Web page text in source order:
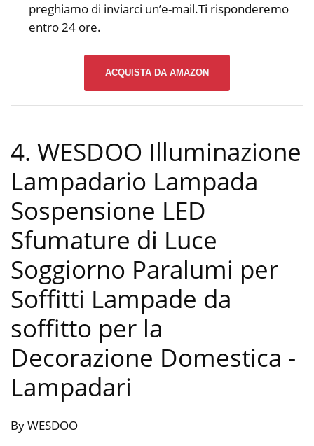
preghiamo di inviarci un’e-mail.Ti risponderemo
entro 24 ore.
ACQUISTA DA AMAZON
4. WESDOO Illuminazione
Lampadario Lampada
Sospensione LED
Sfumature di Luce
Soggiorno Paralumi per
Soffitti Lampade da
soffitto per la
Decorazione Domestica -
Lampadari
By WESDOO